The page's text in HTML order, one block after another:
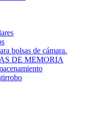
bolsas de cámara.
DE MEMORIA